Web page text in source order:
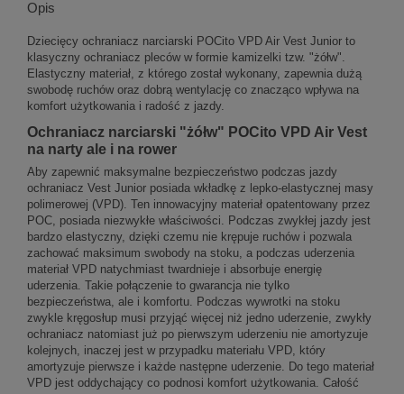
Opis
Dziecięcy ochraniacz narciarski POCito VPD Air Vest Junior to
klasyczny ochraniacz pleców w formie kamizelki tzw. "żółw".
Elastyczny materiał, z którego został wykonany, zapewnia dużą
swobodę ruchów oraz dobrą wentylację co znacząco wpływa na
komfort użytkowania i radość z jazdy.
Ochraniacz narciarski "żółw" POCito VPD Air Vest
na narty ale i na rower
Aby zapewnić maksymalne bezpieczeństwo podczas jazdy
ochraniacz Vest Junior posiada wkładkę z lepko-elastycznej masy
polimerowej (VPD). Ten innowacyjny materiał opatentowany przez
POC, posiada niezwykłe właściwości. Podczas zwykłej jazdy jest
bardzo elastyczny, dzięki czemu nie krępuje ruchów i pozwala
zachować maksimum swobody na stoku, a podczas uderzenia
materiał VPD natychmiast twardnieje i absorbuje energię
uderzenia. Takie połączenie to gwarancja nie tylko
bezpieczeństwa, ale i komfortu. Podczas wywrotki na stoku
zwykle kręgosłup musi przyjąć więcej niż jedno uderzenie, zwykły
ochraniacz natomiast już po pierwszym uderzeniu nie amortyzuje
kolejnych, inaczej jest w przypadku materiału VPD, który
amortyzuje pierwsze i każde następne uderzenie. Do tego materiał
VPD jest oddychający co podnosi komfort użytkowania. Całość